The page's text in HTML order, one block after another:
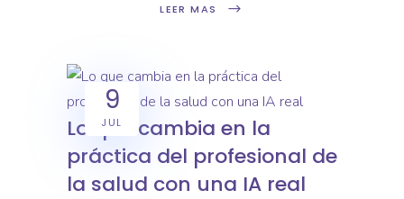
LEER MAS
9
JUL
Lo que cambia en la
práctica del profesional de
la salud con una IA real